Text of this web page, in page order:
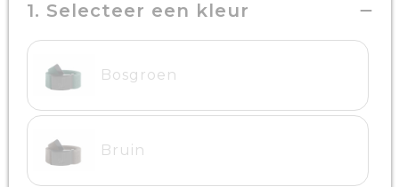
1. Selecteer een kleur
Bosgroen
Bruin